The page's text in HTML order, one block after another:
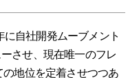
自社開発ムーブメント
させ、現在唯一のフレ
地位を定着させつつあ